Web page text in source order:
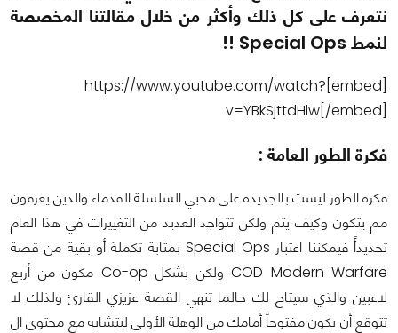
نتعرف على كل ذلك وأكثر من خلال مقالتنا المخصصة
لنمط Special Ops !!
[embed]https://www.youtube.com/watch?
v=YBkSjttdHlw[/embed]
فكرة الطور العامة :
فكرة الطور ليست بالجديدة على محبي السلسلة القدماء والذين يعرفون
مم يتكون وكيف يتم ولكن تتواجد العديد من التغييرات في هذا العام
تحديدأً فيمكننا اعتبار Special Ops بمثابة تكملة أو بقية من قصة
COD Modern Warfare ولكن بشكل Co-op مكون من أربع
لاعبين والذي سيتاح لك حالما تنهي القصة عزيزي القارئ ولذلك لا
تتوقع أن يكون مفتوحاً أمامك من الوهلة الأولى ليتشابه مع محتوى ال